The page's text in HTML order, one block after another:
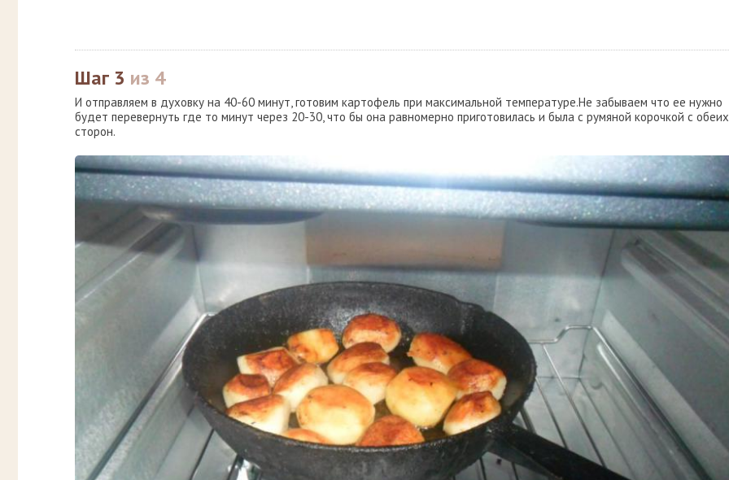
Шаг 3 из 4
И отправляем в духовку на 40-60 минут, готовим картофель при максимальной температуре.Не забываем что ее нужно
будет перевернуть где то минут через 20-30, что бы она равномерно приготовилась и была с румяной корочкой с обеих
сторон.